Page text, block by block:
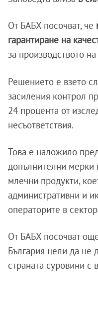
От БАБХ посочват, че
гарантиране на
за производството
Решението е взето
засиления контрол
24 процента от
несъответствия.
Това е наложило
допълнителни мерки
млечни продукти,
административни и
операторите в
От БАБХ посочват
България цели да не
страната суровини с